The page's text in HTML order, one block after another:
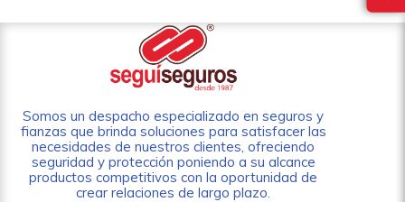
Somos un despacho especializado en seguros y
fianzas que brinda soluciones para satisfacer las
necesidades de nuestros clientes, ofreciendo
seguridad y protección poniendo a su alcance
productos competitivos con la oportunidad de
crear relaciones de largo plazo.